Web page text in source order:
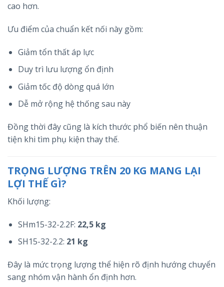
cao hơn.
Ưu điểm của chuẩn kết nối này gồm:
Giảm tổn thất áp lực
Duy trì lưu lượng ổn định
Giảm tốc độ dòng quá lớn
Dễ mở rộng hệ thống sau này
Đồng thời đây cũng là kích thước phổ biến nên thuận
tiện khi tìm phụ kiện thay thế.
TRỌNG LƯỢNG TRÊN 20 KG MANG LẠI
LỢI THẾ GÌ?
Khối lượng:
SHm15-32-2.2F: 22,5 kg
SH15-32-2.2: 21 kg
Đây là mức trọng lượng thể hiện rõ định hướng chuyển
sang nhóm vận hành ổn định hơn.